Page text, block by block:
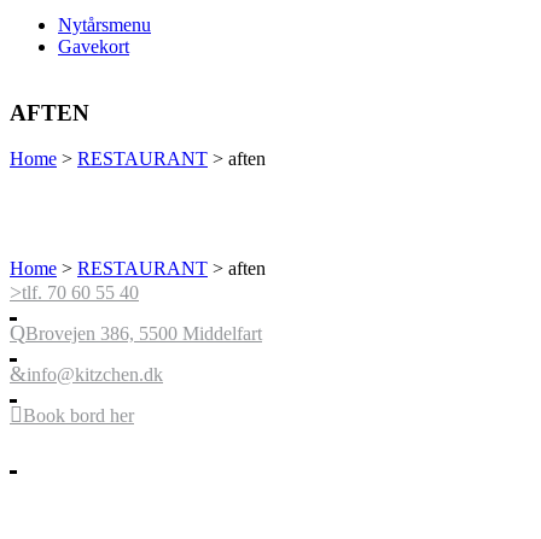
Nytårsmenu
Gavekort
AFTEN
Home > RESTAURANT > aften
Home > RESTAURANT > aften
tlf. 70 60 55 40
Brovejen 386, 5500 Middelfart
info@kitzchen.dk
Book bord her